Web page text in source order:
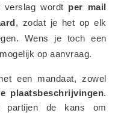
verslag wordt per mail
, zodat je het op elk
Wens je toch een
op aanvraag.
een mandaat, zowel
plaatsbeschrijvingen.
partijen de kans om